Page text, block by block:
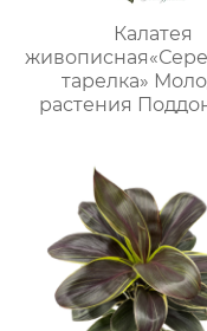
Калатея
тарелка»
растения